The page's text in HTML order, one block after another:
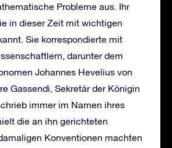
Probleme aus. Ihr
in dieser Zeit mit wichtigen
Sie korrespondierte mit
darunter dem
Johannes Hevelius von
Gassendi, Sekretär der Königin
immer im Namen ihres
die an ihn gerichteten
Konventionen machten